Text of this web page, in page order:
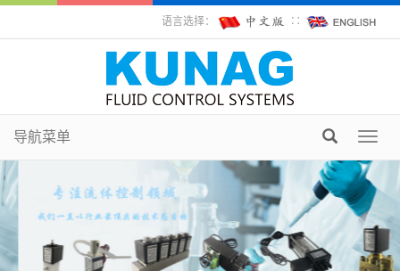
语言选择： ∷
导航菜单